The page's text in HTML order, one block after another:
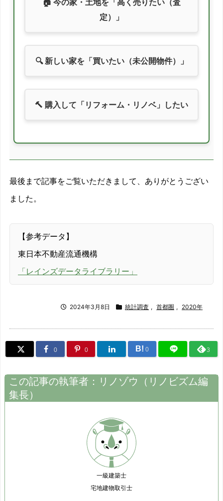
-8.4%
2013/10 -5.7%
2013/11 -8.6%
2014/03 -8.2%
2014/04 -11.1%
2014/06
2014/07 -8.3%
2014/09 -11.3%
2014/10 -9.4%
2014/11 -13%
2014/12 -11.9%
2015/01
-12.5%
-13.5%
-10.9%
-9.3%
🏠 今の家・土地を「高く売りたい（査
定）」
🔍 新しい家を「買いたい（未公開物件）」
🔨 購入して「リフォーム・リノベ」したい
最後まで記事をご覧いただきまして、ありがとうござい
ました。
【参考データ】
東日本不動産流通機構
「レインズデータライブラリー」
2024年3月8日 統計調査 , 首都圏 , 2020年
0 0 B! 0 3
この記事の執筆者： リノゾウ （ リノビズム編
集長）
一級建築士
宅地建物取引士